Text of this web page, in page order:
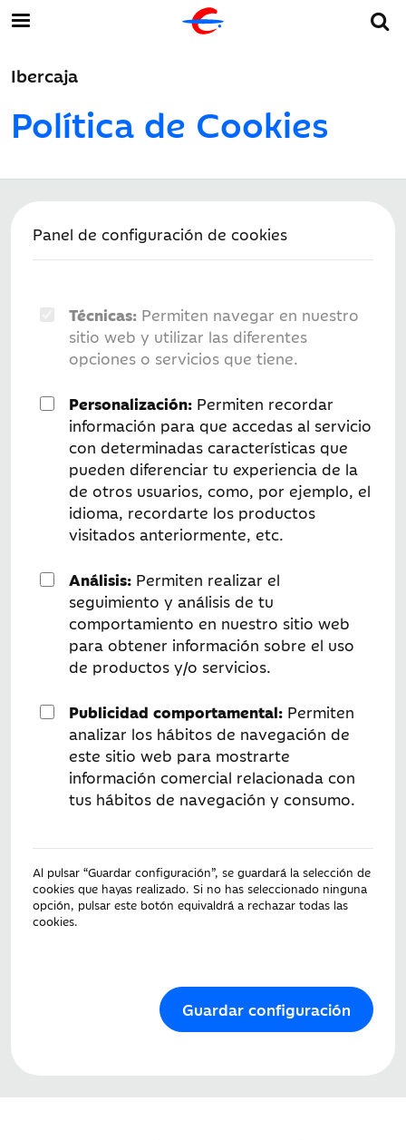
Ibercaja
Política de Cookies
Panel de configuración de cookies
Técnicas: Permiten navegar en nuestro
sitio web y utilizar las diferentes
opciones o servicios que tiene.
Personalización: Permiten recordar
información para que accedas al servicio
con determinadas características que
pueden diferenciar tu experiencia de la
de otros usuarios, como, por ejemplo, el
idioma, recordarte los productos
visitados anteriormente, etc.
Análisis: Permiten realizar el
seguimiento y análisis de tu
comportamiento en nuestro sitio web
para obtener información sobre el uso
de productos y/o servicios.
Publicidad comportamental: Permiten
analizar los hábitos de navegación de
este sitio web para mostrarte
información comercial relacionada con
tus hábitos de navegación y consumo.
Al pulsar “Guardar configuración”, se guardará la selección de
cookies que hayas realizado. Si no has seleccionado ninguna
opción, pulsar este botón equivaldrá a rechazar todas las
cookies.
Guardar configuración